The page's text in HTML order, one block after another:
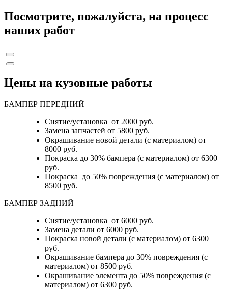
Посмотрите, пожалуйста, на процесс
наших работ
Цены на кузовные работы
БАМПЕР ПЕРЕДНИЙ
Снятие/установка от 2000 руб.
Замена запчастей от 5800 руб.
Окрашивание новой детали (с материалом) от
8000 руб.
Покраска до 30% бампера (с материалом) от 6300
руб.
Покраска до 50% повреждения (с материалом) от
8500 руб.
БАМПЕР ЗАДНИЙ
Снятие/установка от 6000 руб.
Замена детали от 6000 руб.
Покраска новой детали (с материалом) от 6300
руб.
Окрашивание бампера до 30% повреждения (с
материалом) от 8500 руб.
Окрашивание элемента до 50% повреждения (с
материалом) от 6300 руб.